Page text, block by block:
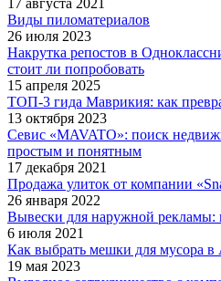
17 августа 2021
Виды пиломатериалов
26 июля 2023
Накрутка репостов в
стоит ли попробовать
15 апреля 2025
ТОП-3 гида Маврикия: как
13 октября 2023
Севис «MAVATO»: поиск
простым и понятным
17 декабря 2021
Продажа улиток от компании
26 января 2022
Вывески для наружной рекламы:
6 июля 2021
Как выбрать мешки для мусора в
19 мая 2023